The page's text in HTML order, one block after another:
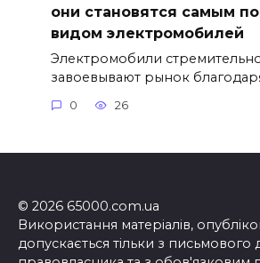
они становятся самым
видом электромобилей
Электромобили
завоевывают рынок
0 26
© 2026 65000.com.ua
Використання матеріалів,
допускається тільки з письмового